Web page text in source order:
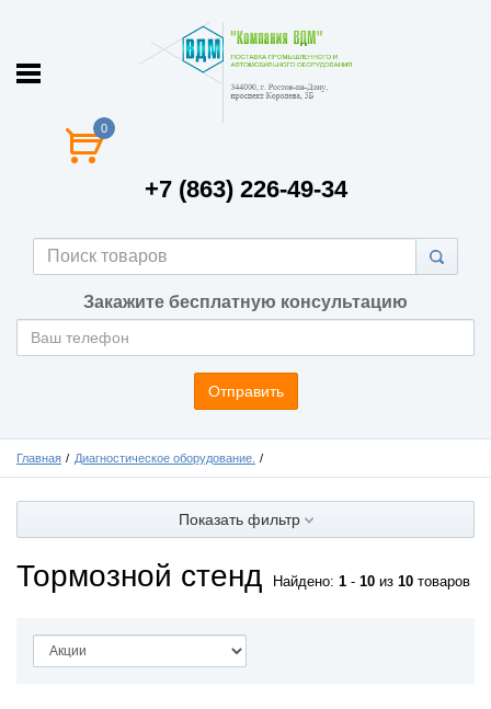
0
+7 (863) 226-49-34
Закажите бесплатную консультацию
Отправить
Главная Диагностическое оборудование.
Показать фильтр
Тормозной стенд Найдено: 1 - 10 из 10 товаров